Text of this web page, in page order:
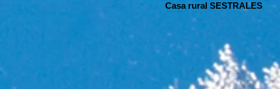
Casa rural SESTRALES